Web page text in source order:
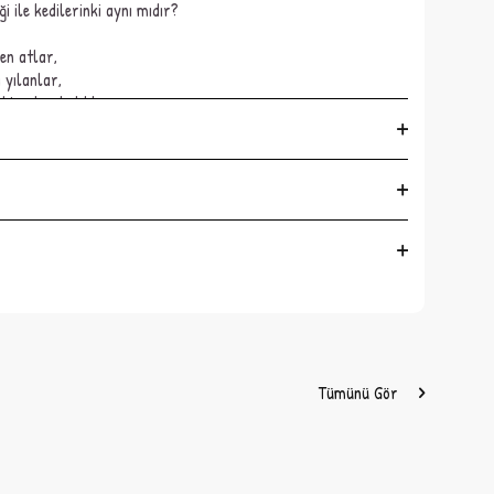
ile kedilerinki aynı mıdır?
atlar,
yılanlar,
olan balıklar
kuş, arı gibi hayvanların ve insanın görmeyle ilgili farklı
hareketle Allah’ın her bir varlığa, ihtiyaç duyduğu
ulaşılmıştır. Bu kitabı okuyan okurlar, çeşitli
Tümünü Gör